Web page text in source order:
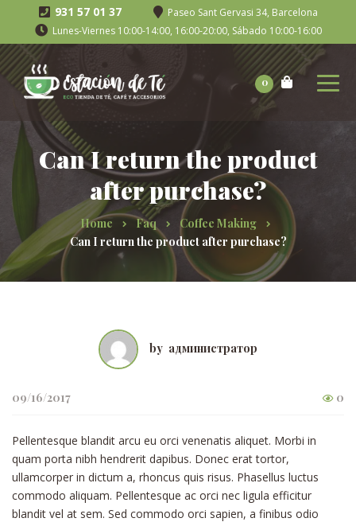
931 57 01 37
Paseo Sant Gervasi 34, Barcelona
Lunes-Viernes 10:00-14:00, 16:00-20:00, Sábado 10:00-16:00
0
Can I return the product
after purchase?
Home Faq
Coffee Making
Can I return the product after purchase?
by администратор
09/16/2017 0
Pellentesque blandit arcu eu orci venenatis aliquet. Morbi in
quam porta nibh hendrerit dapibus. Donec erat tortor,
ullamcorper in dictum a, rhoncus quis risus. Phasellus luctus
commodo aliquam. Pellentesque ac orci nec ligula efficitur
blandit vel at sem. Sed commodo orci sapien, a finibus odio